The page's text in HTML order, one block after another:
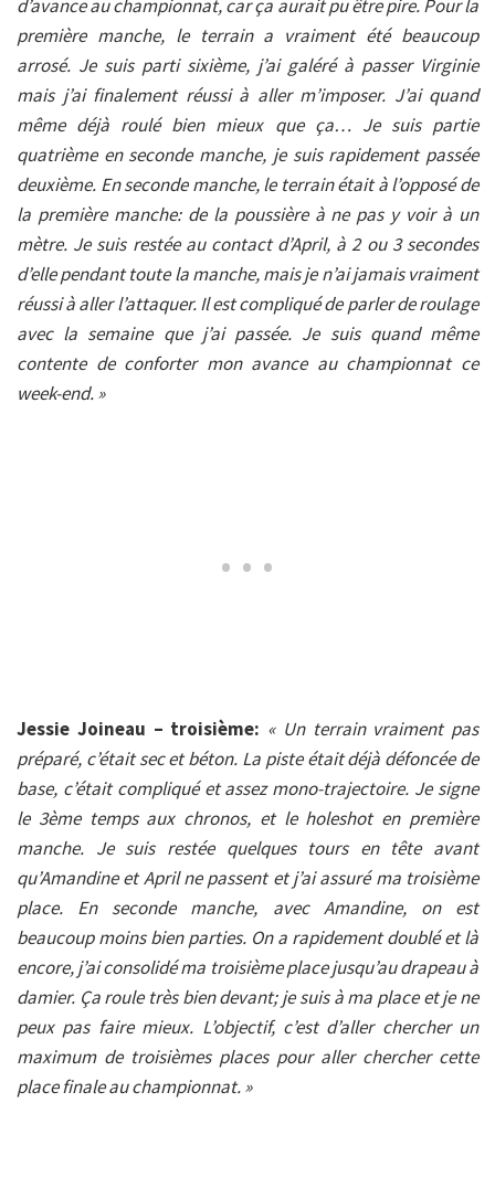
d’avance au championnat, car ça aurait pu être pire. Pour la
première manche, le terrain a vraiment été beaucoup
arrosé. Je suis parti sixième, j’ai galéré à passer Virginie
mais j’ai finalement réussi à aller m’imposer. J’ai quand
même déjà roulé bien mieux que ça… Je suis partie
quatrième en seconde manche, je suis rapidement passée
deuxième. En seconde manche, le terrain était à l’opposé de
la première manche: de la poussière à ne pas y voir à un
mètre. Je suis restée au contact d’April, à 2 ou 3 secondes
d’elle pendant toute la manche, mais je n’ai jamais vraiment
réussi à aller l’attaquer. Il est compliqué de parler de roulage
avec la semaine que j’ai passée. Je suis quand même
contente de conforter mon avance au championnat ce
week-end. »
Jessie Joineau – troisième: « Un terrain vraiment pas
préparé, c’était sec et béton. La piste était déjà défoncée de
base, c’était compliqué et assez mono-trajectoire. Je signe
le 3ème temps aux chronos, et le holeshot en première
manche. Je suis restée quelques tours en tête avant
qu’Amandine et April ne passent et j’ai assuré ma troisième
place. En seconde manche, avec Amandine, on est
beaucoup moins bien parties. On a rapidement doublé et là
encore, j’ai consolidé ma troisième place jusqu’au drapeau à
damier. Ça roule très bien devant; je suis à ma place et je ne
peux pas faire mieux. L’objectif, c’est d’aller chercher un
maximum de troisièmes places pour aller chercher cette
place finale au championnat. »